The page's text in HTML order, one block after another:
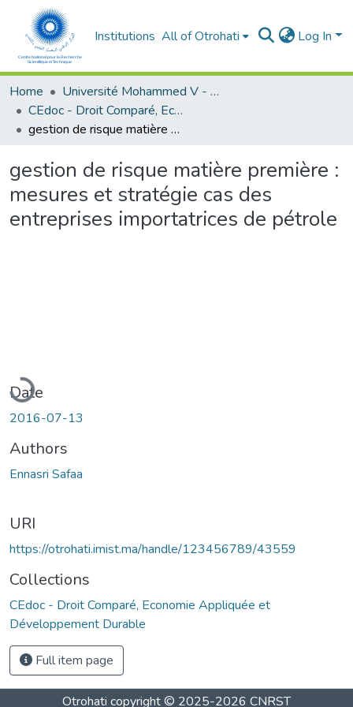
Institutions All of Otrohati Log In
Home
Université Mohammed V - Rabat
CEdoc - Droit Comparé, Economie Appliquée et Développement Durable
gestion de risque matière première : mesures et stratégie cas des entreprises importatrices de pétrole
gestion de risque matière première :
mesures et stratégie cas des
entreprises importatrices de pétrole
Date
2016-07-13
Authors
Ennasri Safaa
URI
https://otrohati.imist.ma/handle/123456789/43559
Collections
CEdoc - Droit Comparé, Economie Appliquée et
Développement Durable
Full item page
Otrohati copyright © 2025-2026 CNRST